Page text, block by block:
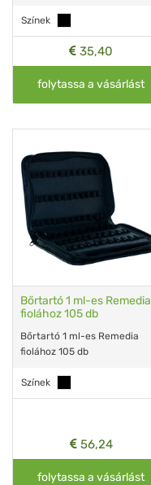
Színek
35,40
folytassa a vásárlást
Bőrtartó 1 ml-es Remedia
fiolához 105 db
Bőrtartó 1 ml-es Remedia
fiolához 105 db
Színek
56,24
folytassa a vásárlást